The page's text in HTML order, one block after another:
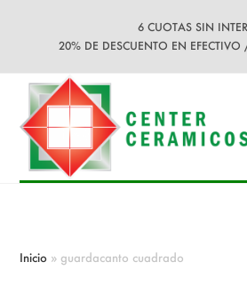
6 CUOTAS SIN
20% DE DESCUENTO EN EFECTIVO
Inicio » guardacanto cuadrado